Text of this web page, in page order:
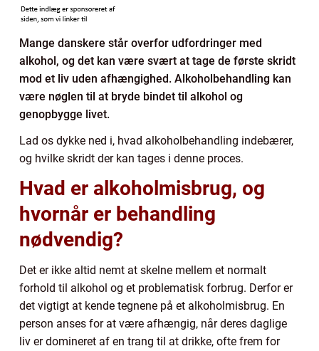
Mange danskere står overfor udfordringer med
alkohol, og det kan være svært at tage de første skridt
mod et liv uden afhængighed. Alkoholbehandling kan
være nøglen til at bryde bindet til alkohol og
genopbygge livet.
Lad os dykke ned i, hvad alkoholbehandling indebærer,
og hvilke skridt der kan tages i denne proces.
Hvad er alkoholmisbrug, og
hvornår er behandling
nødvendig?
Det er ikke altid nemt at skelne mellem et normalt
forhold til alkohol og et problematisk forbrug. Derfor er
det vigtigt at kende tegnene på et alkoholmisbrug. En
person anses for at være afhængig, når deres daglige
liv er domineret af en trang til at drikke, ofte frem for